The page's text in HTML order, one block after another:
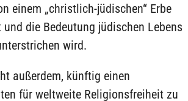
einem „christlich-jüdischen“ Erbe
die Bedeutung jüdischen Lebens
wird.
außerdem, künftig einen
für weltweite Religionsfreiheit zu